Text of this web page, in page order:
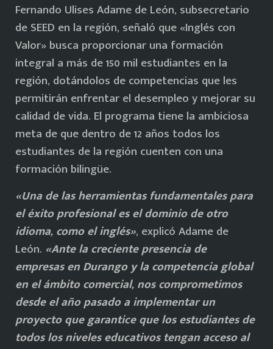
Fernando Ulises Adame de León, subsecretario
de SEED en la región, señaló que «Inglés con
Valor» busca proporcionar una formación
integral a más de 150 mil estudiantes en la
región, dotándolos de competencias que les
permitirán enfrentar el desempleo y mejorar su
calidad de vida. El programa tiene la ambiciosa
meta de que dentro de 12 años todos los
estudiantes de la región cuenten con una
formación bilingüe.
«Una de las herramientas fundamentales para
el éxito profesional es el dominio de otro
idioma, como el inglés», explicó Adame de
León. «Ante la creciente presencia de
empresas en Durango y la competencia global
en el ámbito comercial, nos comprometimos
desde el año pasado a implementar un
proyecto que garantice que los estudiantes de
todos los niveles educativos tengan acceso al